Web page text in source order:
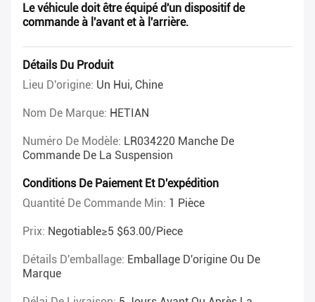
Le véhicule doit être équipé d'un dispositif de
commande à l'avant et à l'arrière.
Détails Du Produit
Lieu D'origine: Un Hui, Chine
Nom De Marque: HETIAN
Numéro De Modèle: LR034220 Manche De
Commande De La Suspension
Conditions De Paiement Et D'expédition
Quantité De Commande Min: 1 Pièce
Prix: Negotiable≥5 $63.00/piece
Détails D'emballage: Emballage D'origine Ou De
Marque